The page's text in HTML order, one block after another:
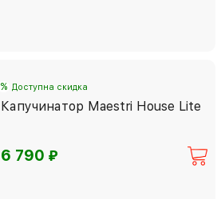
% Доступна скидка
Капучинатор Maestri House Lite
6 790⃏